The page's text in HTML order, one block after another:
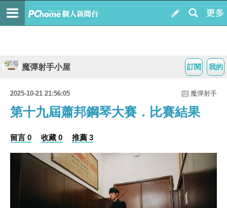
我的
訂閱
魔彈射手小屋
2025-10-21 21:56:05 魔彈射手
第十九屆蕭邦鋼琴大賽．比賽結果
留言 0 收藏 0 推薦 3